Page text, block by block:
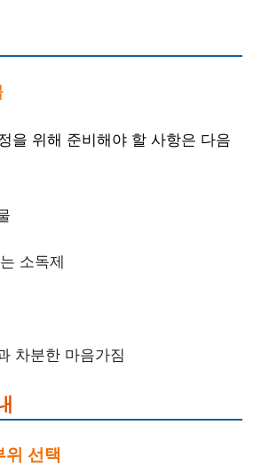
을 위해 준비해야 할 사항은 다음
소독제
차분한 마음가짐
위 선택